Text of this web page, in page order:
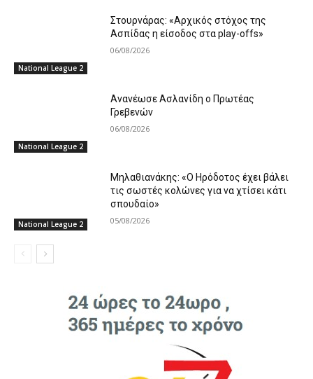
National League 2
Στουρνάρας: «Αρχικός στόχος της
Ασπίδας η είσοδος στα play-offs»
06/08/2026
National League 2
Ανανέωσε Ασλανίδη ο Πρωτέας
Γρεβενών
06/08/2026
National League 2
Μηλαθιανάκης: «Ο Ηρόδοτος έχει βάλει
τις σωστές κολώνες για να χτίσει κάτι
σπουδαίο»
05/08/2026